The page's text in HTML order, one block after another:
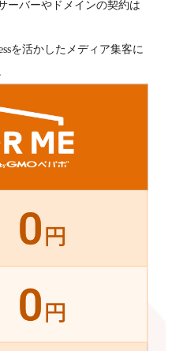
ーバーやドメインの契約は
を活かしたメディア集客に